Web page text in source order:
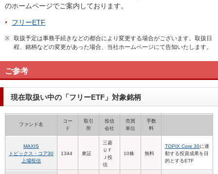
のホームページでご案内しております。
フリーETF
※ 取扱予定は事務手続きなどの都合により変更する場合がございます。取扱日
程、銘柄などの変更があった場合、当社ホームページにて告知いたします。
ご参考
現在取扱い中の「フリーETF」対象銘柄
ファンド名
コー
ド
取引
所
投信
会社
売買
単位
手数
料
MAXIS
トピックス・コア30
上場投信
1344 東証
三菱
ＵＦ
Ｊ投
信
10株 無料
TOPIX Core 30に連
動する投資成果を目
的とするETF